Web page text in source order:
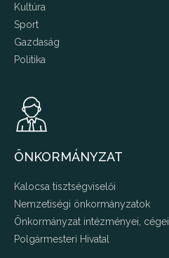
Kultúra
Sport
Gazdaság
Politika
ÖNKORMÁNYZAT
Kalocsa tisztségviselői
Nemzetiségi önkormányzatok
Önkormányzat intézményei, cégei
Polgármesteri Hivatal